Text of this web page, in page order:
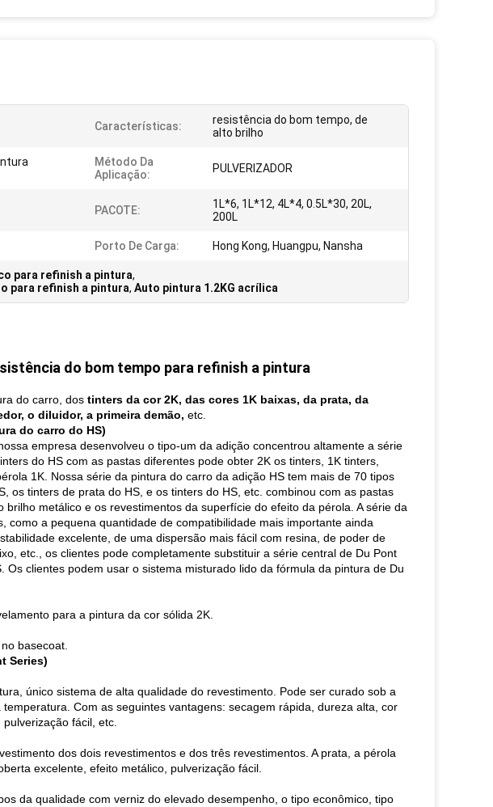
Características:
resistência do bom tempo, de
alto brilho
Método Da
Aplicação:
PULVERIZADOR
PACOTE:
1L*6, 1L*12, 4L*4, 0.5L*30, 20L,
200L
Porto De Carga: Hong Kong, Huangpu, Nansha
para refinish a pintura,
para refinish a pintura, Auto pintura 1.2KG acrílica
do bom tempo para refinish a pintura
do carro, dos tinters da cor 2K, das cores 1K baixas, da prata, da
o diluidor, a primeira demão, etc.
do carro do HS)
empresa desenvolveu o tipo-um da adição concentrou altamente a série
do HS com as pastas diferentes pode obter 2K os tinters, 1K tinters,
1K. Nossa série da pintura do carro da adição HS tem mais de 70 tipos
os tinters de prata do HS, e os tinters do HS, etc. combinou com as pastas
metálico e os revestimentos da superfície do efeito da pérola. A série da
como a pequena quantidade de compatibilidade mais importante ainda
excelente, de uma dispersão mais fácil com resina, de poder de
etc., os clientes pode completamente substituir a série central de Du Pont
clientes podem usar o sistema misturado lido da fórmula da pintura de Du
para a pintura da cor sólida 2K.
basecoat.
Series)
único sistema de alta qualidade do revestimento. Pode ser curado sob a
Com as seguintes vantagens: secagem rápida, dureza alta, cor
fácil, etc.
dos dois revestimentos e dos três revestimentos. A prata, a pérola
excelente, efeito metálico, pulverização fácil.
da qualidade com verniz do elevado desempenho, o tipo econômico, tipo